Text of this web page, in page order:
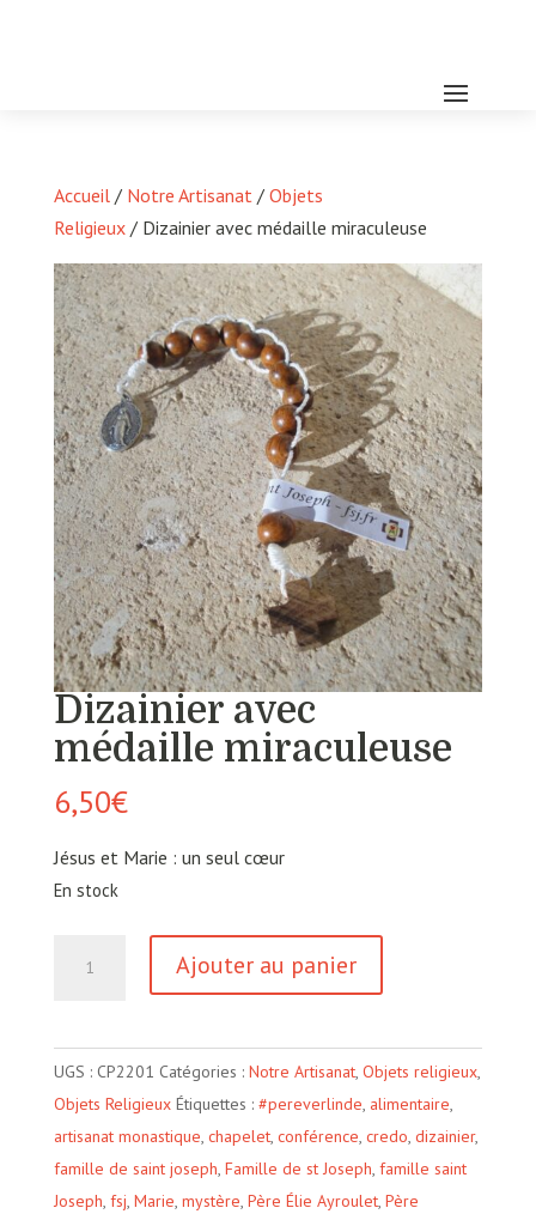
Accueil/ Notre Artisanat/ Objets
Religieux/ Dizainier avec médaille miraculeuse
Dizainier avec
médaille miraculeuse
6,50€
Jésus et Marie : un seul cœur
En stock
avec
médaille
miraculeuse
Ajouter au panier
UGS : CP2201 Catégories : Notre Artisanat, Objets religieux,
Objets Religieux Étiquettes : #pereverlinde, alimentaire,
artisanat monastique, chapelet, conférence, credo, dizainier,
famille de saint joseph, Famille de st Joseph, famille saint
Joseph, fsj, Marie, mystère, Père Élie Ayroulet, Père